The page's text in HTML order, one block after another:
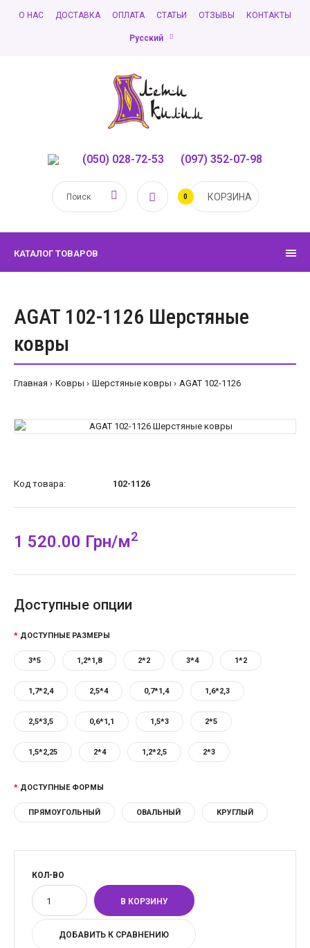
О НАС ДОСТАВКА ОПЛАТА СТАТЬИ ОТЗЫВЫ КОНТАКТЫ
Русский
(050) 028-72-53 (097) 352-07-98
0 КОРЗИНА
КАТАЛОГ ТОВАРОВ
AGAT 102-1126 Шерстяные
ковры
Главная Ковры Шерстяные ковры AGAT 102-1126
Код товара: 102-1126
1 520.00 Грн/м2
Доступные опции
ДОСТУПНЫЕ РАЗМЕРЫ
3*5 1,2*1,8 2*2 3*4 1*2
1,7*2,4 2,5*4 0,7*1,4 1,6*2,3
2,5*3,5 0,6*1,1 1,5*3 2*5
1,5*2,25 2*4 1,2*2,5 2*3
ДОСТУПНЫЕ ФОРМЫ
ПРЯМОУГОЛЬНЫЙ ОВАЛЬНЫЙ КРУГЛЫЙ
КОЛ-ВО
ДОБАВИТЬ К СРАВНЕНИЮ